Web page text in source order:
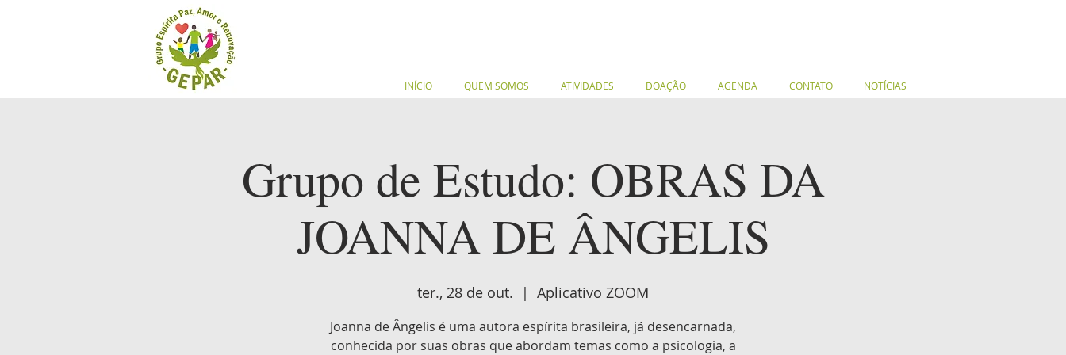
INÍCIO QUEM SOMOS ATIVIDADES DOAÇÃO AGENDA CONTATO NOTÍCIAS
Grupo de Estudo: OBRAS DA
JOANNA DE ÂNGELIS
ter., 28 de out.
  |
Aplicativo ZOOM
Joanna de Ângelis é uma autora espírita brasileira, já desencarnada,
conhecida por suas obras que abordam temas como a psicologia, a